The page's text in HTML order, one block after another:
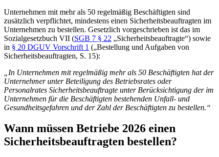
Unternehmen mit mehr als 50 regelmäßig Beschäftigten sind
zusätzlich verpflichtet, mindestens einen Sicherheitsbeauftragten im
Unternehmen zu bestellen. Gesetzlich vorgeschrieben ist das im
Sozialgesetzbuch VII (SGB 7 § 22 „Sicherheitsbeauftragte“) sowie
in § 20 DGUV Vorschrift 1 („Bestellung und Aufgaben von
Sicherheitsbeauftragten, S. 15):
„In Unternehmen mit regelmäßig mehr als 50 Beschäftigten hat der
Unternehmer unter Beteiligung des Betriebsrates oder
Personalrates Sicherheitsbeauftragte unter Berücksichtigung der im
Unternehmen für die Beschäftigten bestehenden Unfall- und
Gesundheitsgefahren und der Zahl der Beschäftigten zu bestellen.“
Wann müssen Betriebe 2026 einen
Sicherheitsbeauftragten bestellen?